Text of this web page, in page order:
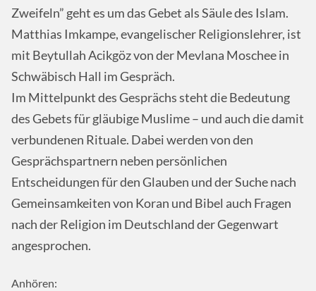
Zweifeln” geht es um das Gebet als Säule des Islam.
Matthias Imkampe, evangelischer Religionslehrer, ist
mit Beytullah Acikgöz von der Mevlana Moschee in
Schwäbisch Hall im Gespräch.
Im Mittelpunkt des Gesprächs steht die Bedeutung
des Gebets für gläubige Muslime – und auch die damit
verbundenen Rituale. Dabei werden von den
Gesprächspartnern neben persönlichen
Entscheidungen für den Glauben und der Suche nach
Gemeinsamkeiten von Koran und Bibel auch Fragen
nach der Religion im Deutschland der Gegenwart
angesprochen.
Anhören: